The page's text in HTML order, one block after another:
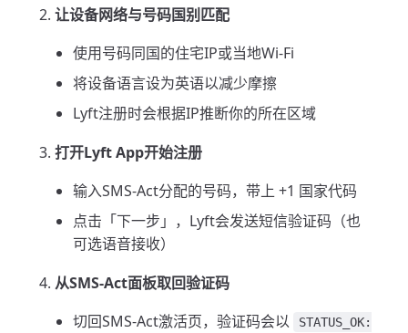
让设备网络与号码国别匹配
使用号码同国的住宅IP或当地Wi-Fi
将设备语言设为英语以减少摩擦
Lyft注册时会根据IP推断你的所在区域
打开Lyft App开始注册
输入SMS-Act分配的号码，带上 +1 国家代码
点击「下一步」，Lyft会发送短信验证码（也
可选语音接收）
从SMS-Act面板取回验证码
切回SMS-Act激活页，验证码会以
STATUS_OK: